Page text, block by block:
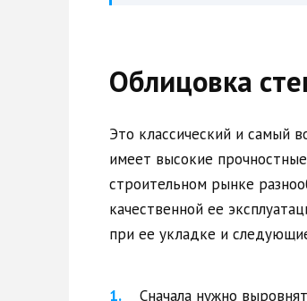
Облицовка
Это классический и самый
имеет высокие
строительном рынке
качественной ее
при ее укладке и
Сначала нужно